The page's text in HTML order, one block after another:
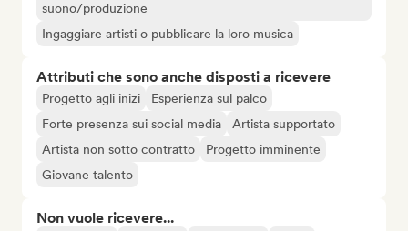
suono/produzione
Ingaggiare artisti o pubblicare la loro musica
Attributi che sono anche disposti a ricevere
Progetto agli inizi
Esperienza sul palco
Forte presenza sui social media
Artista supportato
Artista non sotto contratto
Progetto imminente
Giovane talento
Non vuole ricevere...